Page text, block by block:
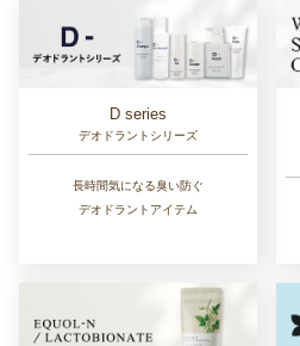
D series
デオドラントシリーズ
長時間気になる臭い防ぐ
デオドラントアイテム